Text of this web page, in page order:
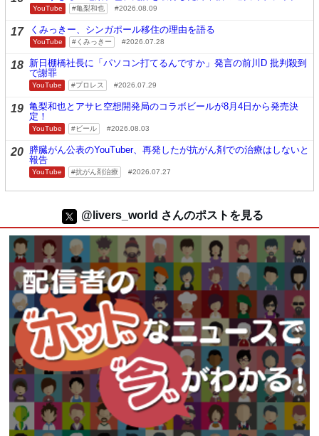
YouTube 亀梨和也 2026.08.09
17 くみっきー、シンガポール移住の理由を語る
YouTube くみっきー 2026.07.28
18 新日棚橋社長に「パソコン打てるんですか」発言の前川D 批判殺到
で謝罪
YouTube プロレス 2026.07.29
19 亀梨和也とアサヒ空想開発局のコラボビールが8月4日から発売決
定！
YouTube ビール 2026.08.03
20 膵臓がん公表のYouTuber、再発したが抗がん剤での治療はしないと
報告
YouTube 抗がん剤治療 2026.07.27
@livers_world さんのポストを見る